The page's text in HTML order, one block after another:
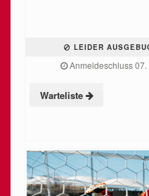
LEIDER
Anmeldeschluss 07.
Warteliste